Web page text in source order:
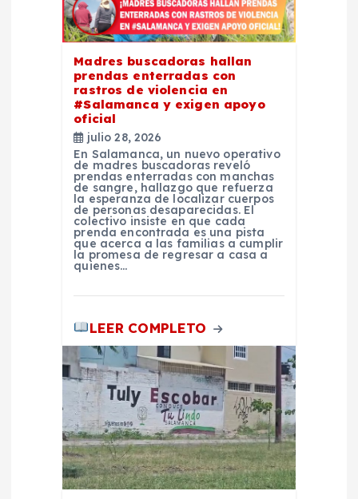
Madres buscadoras hallan
prendas enterradas con
rastros de violencia en
#Salamanca y exigen apoyo
oficial
julio 28, 2026
En Salamanca, un nuevo operativo
de madres buscadoras reveló
prendas enterradas con manchas
de sangre, hallazgo que refuerza
la esperanza de localizar cuerpos
de personas desaparecidas. El
colectivo insiste en que cada
prenda encontrada es una pista
que acerca a las familias a cumplir
la promesa de regresar a casa a
quienes…
LEER COMPLETO